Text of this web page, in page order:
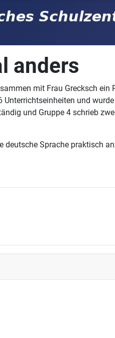
anders
mit Frau Grecksch
und
und Gruppe 4 schrieb
deutsche Sprache praktisch